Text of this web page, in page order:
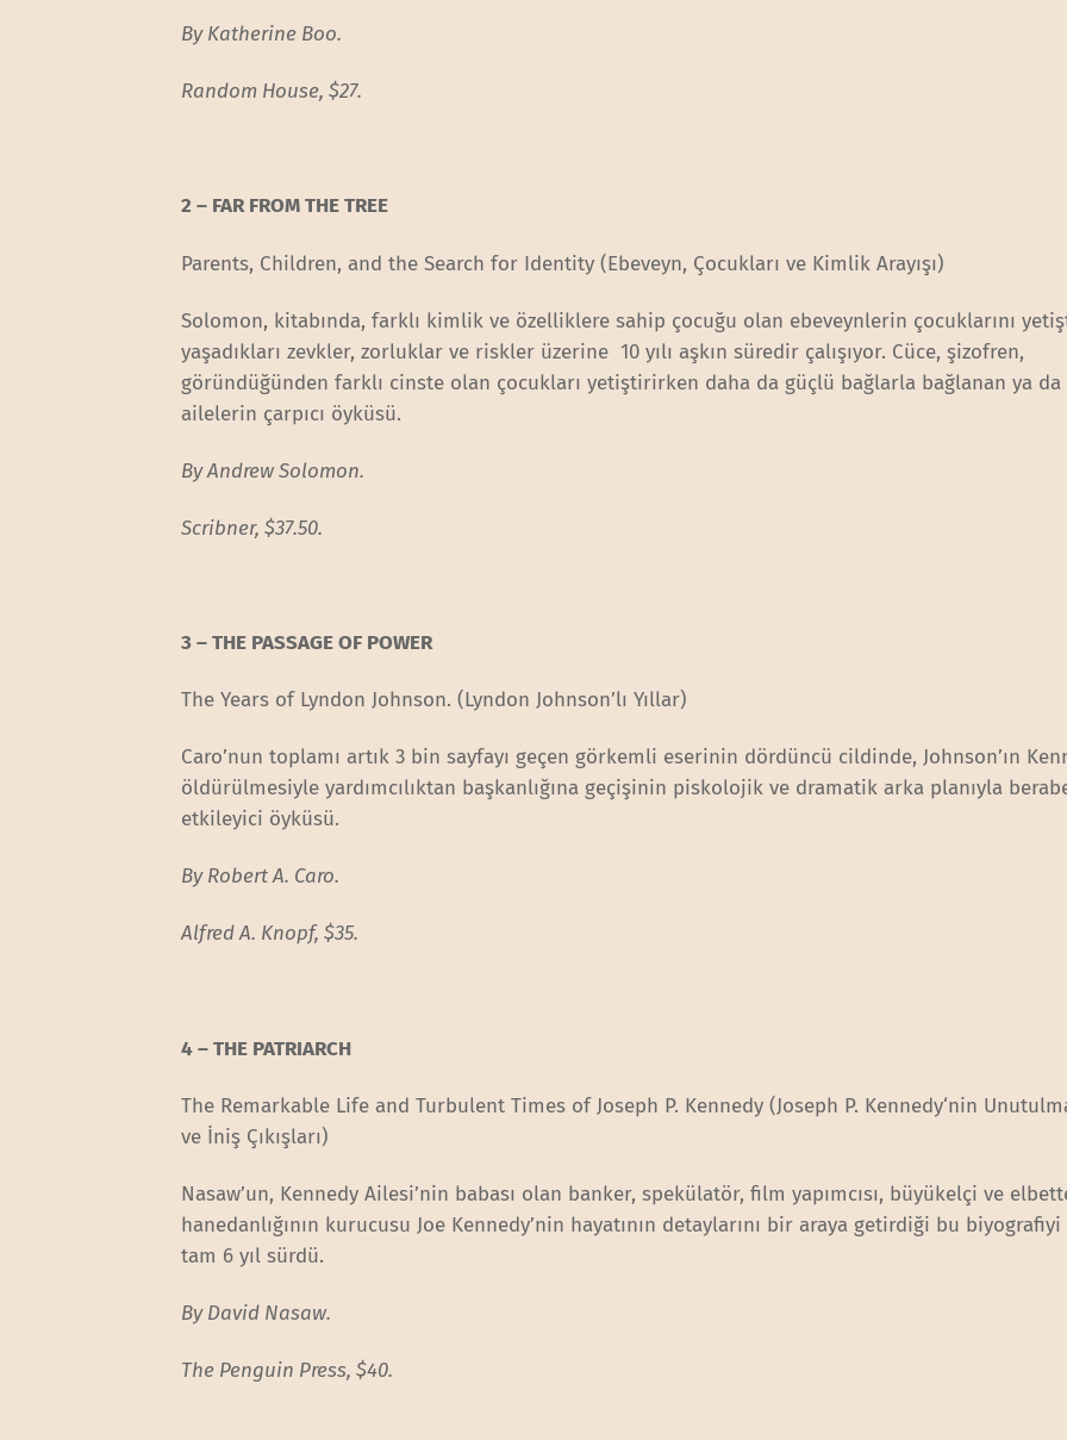
By Katherine Boo.
Random House, $27.
2 – FAR FROM THE TREE
Parents, Children, and the Search for Identity (Ebeveyn, Çocukları ve Kimlik Arayışı)
Solomon, kitabında, farklı kimlik ve özelliklere sahip çocuğu olan ebeveynlerin çocuklarını
yaşadıkları zevkler, zorluklar ve riskler üzerine 10 yılı aşkın süredir çalışıyor. Cüce, şizofren,
göründüğünden farklı cinste olan çocukları yetiştirirken daha da güçlü bağlarla bağlanan ya da
ailelerin çarpıcı öyküsü.
By Andrew Solomon.
Scribner, $37.50.
3 – THE PASSAGE OF POWER
The Years of Lyndon Johnson. (Lyndon Johnson’lı Yıllar)
Caro’nun toplamı artık 3 bin sayfayı geçen görkemli eserinin dördüncü cildinde, Johnson’ın
öldürülmesiyle yardımcılıktan başkanlığına geçişinin piskolojik ve dramatik arka planıyla
etkileyici öyküsü.
By Robert A. Caro.
Alfred A. Knopf, $35.
4 – THE PATRIARCH
The Remarkable Life and Turbulent Times of Joseph P. Kennedy (Joseph P. Kennedy‘nin
ve İniş Çıkışları)
Nasaw’un, Kennedy Ailesi’nin babası olan banker, spekülatör, film yapımcısı, büyükelçi ve
hanedanlığının kurucusu Joe Kennedy’nin hayatının detaylarını bir araya getirdiği bu biyografiyi
tam 6 yıl sürdü.
By David Nasaw.
The Penguin Press, $40.